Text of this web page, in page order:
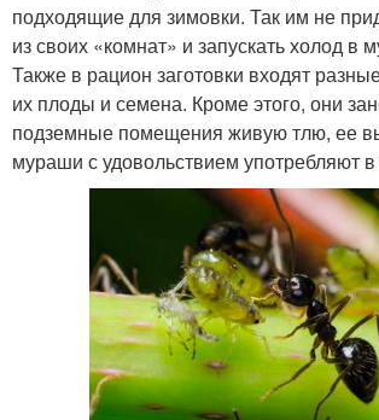
подходящие для зимовки. Так им не
из своих «комнат» и запускать холод в
Также в рацион заготовки входят
их плоды и семена. Кроме этого, они
подземные помещения живую тлю, ее
мураши с удовольствием употребляют